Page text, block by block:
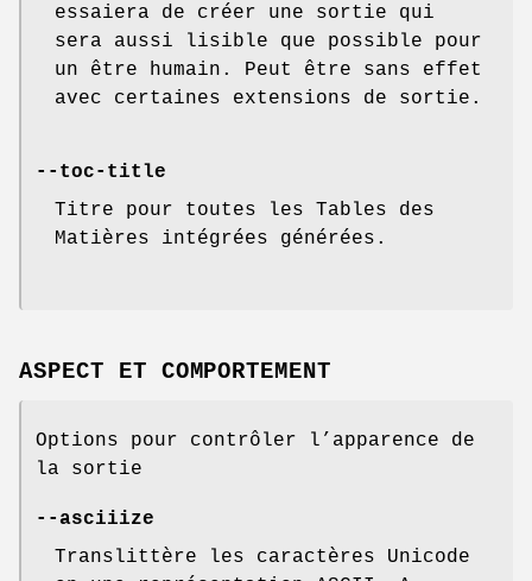
essaiera de créer une sortie qui
sera aussi lisible que possible pour
un être humain. Peut être sans effet
avec certaines extensions de sortie.
--toc-title
Titre pour toutes les Tables des
Matières intégrées générées.
ASPECT ET COMPORTEMENT
Options pour contrôler l’apparence de
la sortie
--asciiize
Translittère les caractères Unicode